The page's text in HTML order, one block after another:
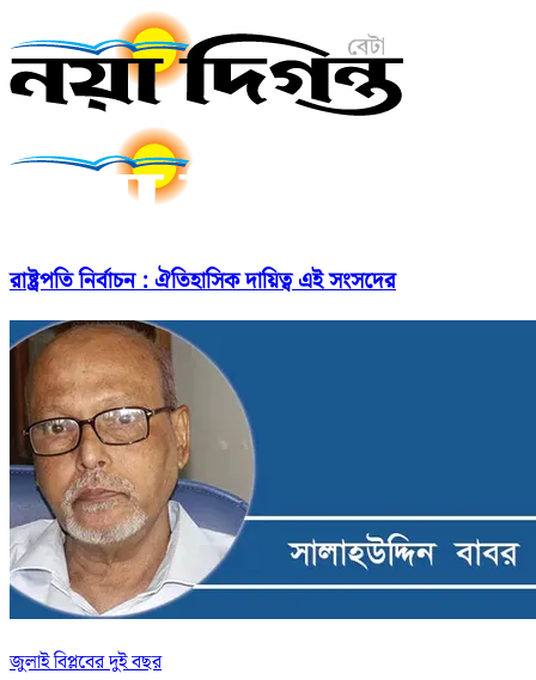
রাষ্ট্রপতি নির্বাচন : ঐতিহাসিক দায়িত্ব এই সংসদের
জুলাই বিপ্লবের দুই বছর